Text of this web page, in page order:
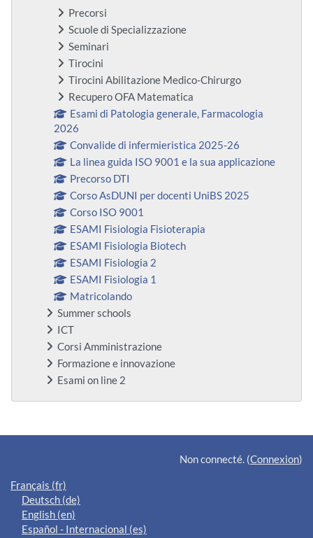
Precorsi
Scuole di Specializzazione
Seminari
Tirocini
Tirocini Abilitazione Medico-Chirurgo
Recupero OFA Matematica
Esami di Patologia generale, Farmacologia
2026
Convalide di infermieristica 2025-26
La linea guida ISO 9001 e la sua applicazione
Precorso DTI
Corso AsDUNI per docenti UniBS 2025
Corso ISO 9001
ESAMI Fisiologia Fisioterapia
ESAMI Fisiologia Biotech
ESAMI Fisiologia 2
ESAMI Fisiologia 1
Matricolando
Summer schools
ICT
Corsi Amministrazione
Formazione e innovazione
Esami on line 2
Blocs supplémentaires
Non connecté. (Connexion)
Français ‎(fr)‎
Deutsch ‎(de)‎
English ‎(en)‎
Español - Internacional ‎(es)‎